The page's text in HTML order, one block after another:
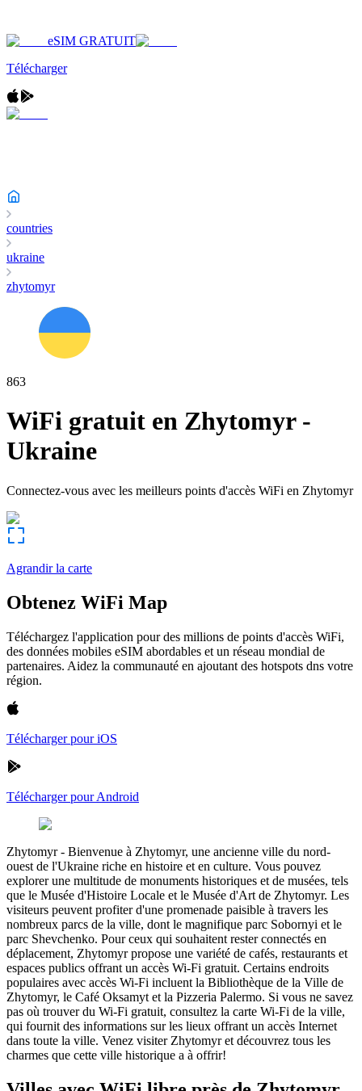
eSIM GRATUIT
Télécharger
countries
ukraine
zhytomyr
863
WiFi gratuit en Zhytomyr-
Ukraine
Connectez-vous avec les meilleurs points d'accès WiFi en Zhytomyr
Agrandir la carte
Obtenez WiFi Map
Téléchargez l'application pour des millions de points d'accès WiFi,
des données mobiles eSIM abordables et un réseau mondial de
partenaires. Aidez la communauté en ajoutant des hotspots dns votre
région.
Télécharger pour iOS
Télécharger pour Android
Zhytomyr- Bienvenue à Zhytomyr, une ancienne ville du nord-
ouest de l'Ukraine riche en histoire et en culture. Vous pouvez
explorer une multitude de monuments historiques et de musées, tels
que le Musée d'Histoire Locale et le Musée d'Art de Zhytomyr. Les
visiteurs peuvent profiter d'une promenade paisible à travers les
nombreux parcs de la ville, dont le magnifique parc Sobornyi et le
parc Shevchenko. Pour ceux qui souhaitent rester connectés en
déplacement, Zhytomyr propose une variété de cafés, restaurants et
espaces publics offrant un accès Wi-Fi gratuit. Certains endroits
populaires avec accès Wi-Fi incluent la Bibliothèque de la Ville de
Zhytomyr, le Café Oksamyt et la Pizzeria Palermo. Si vous ne savez
pas où trouver du Wi-Fi gratuit, consultez la carte Wi-Fi de la ville,
qui fournit des informations sur les lieux offrant un accès Internet
dans toute la ville. Venez visiter Zhytomyr et découvrez tous les
charmes que cette ville historique a à offrir!